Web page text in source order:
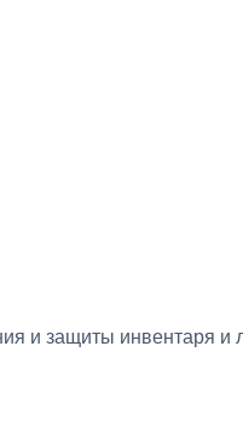
и защиты инвентаря и